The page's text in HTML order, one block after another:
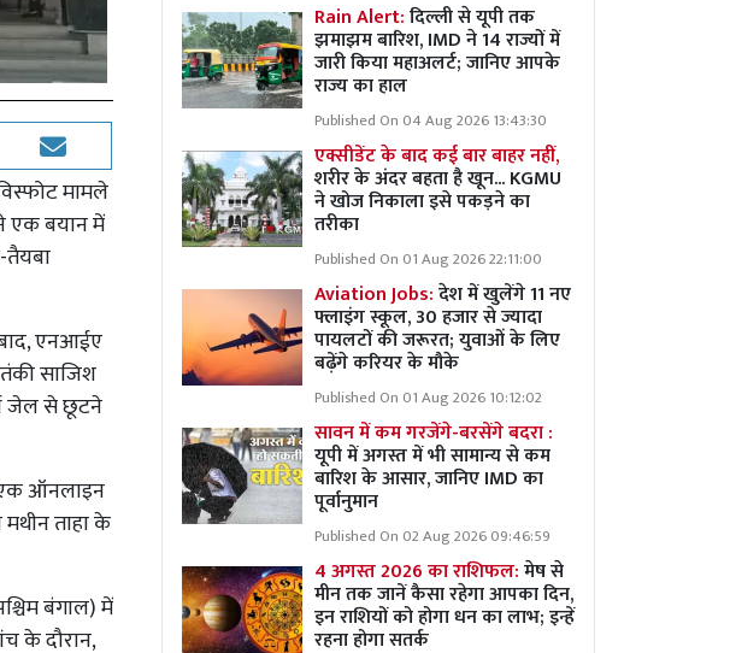
मामले
एक बयान में
एनआईए
साजिश
जेल से छूटने
एक ऑनलाइन
ताहा के
बंगाल) में
के दौरान,
Rain Alert:दिल्ली से यूपी तक
झमाझम बारिश, IMD ने 14 राज्यों में
जारी किया महाअलर्ट; जानिए आपके
राज्य का हाल
Published On 04 Aug 2026 13:43:30
एक्सीडेंट के बाद कई बार बाहर नहीं,
शरीर के अंदर बहता है खून... KGMU
ने खोज निकाला इसे पकड़ने का
तरीका
Published On 01 Aug 2026 22:11:00
Aviation Jobs:देश में खुलेंगे 11 नए
फ्लाइंग स्कूल, 30 हजार से ज्यादा
पायलटों की जरूरत; युवाओं के लिए
बढ़ेंगे करियर के मौके
Published On 01 Aug 2026 10:12:02
सावन में कम गरजेंगे-बरसेंगे बदरा :
यूपी में अगस्त में भी सामान्य से कम
बारिश के आसार, जानिए IMD का
पूर्वानुमान
Published On 02 Aug 2026 09:46:59
4 अगस्त 2026 का राशिफल:मेष से
मीन तक जानें कैसा रहेगा आपका दिन,
इन राशियों को होगा धन का लाभ; इन्हें
रहना होगा सतर्क